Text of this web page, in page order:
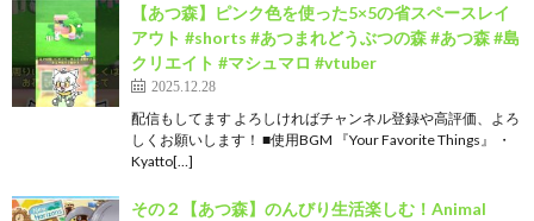
【あつ森】ピンク色を使った5×5の省スペースレイ
アウト #shorts #あつまれどうぶつの森 #あつ森 #島
クリエイト #マシュマロ #vtuber
2025.12.28
配信もしてます よろしければチャンネル登録や高評価、よろ
しくお願いします！ ■使用BGM 『Your Favorite Things』 ・
Kyatto[…]
その２【あつ森】のんびり生活楽しむ！Animal